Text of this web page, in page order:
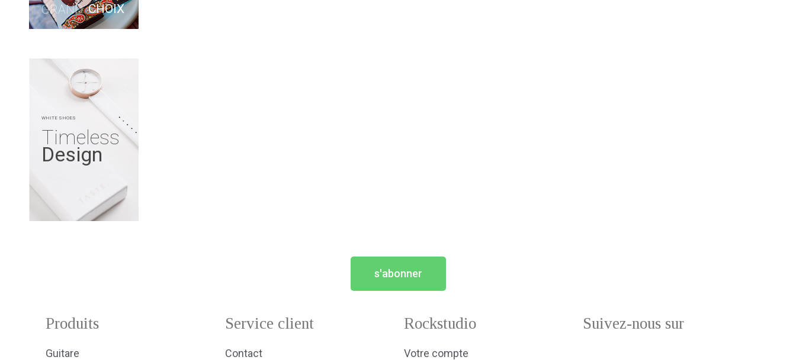
GRAND CHOIX
WHITE SHOES
Timeless
Design
s'abonner
Produits
Guitare
Service client
Contact
Rockstudio
Votre compte
Suivez-nous sur